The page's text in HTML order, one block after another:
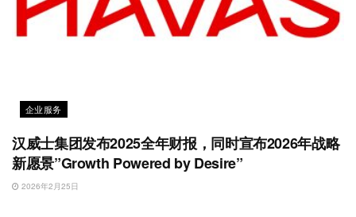
企业服务
汉威士集团发布2025全年财报，同时宣布2026年战略
新愿景”Growth Powered by Desire”
2026年2月25日